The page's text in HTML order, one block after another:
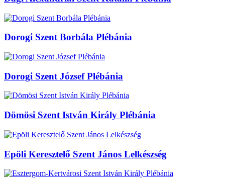
Dorogi Szent Borbála Plébánia
Dorogi Szent József Plébánia
Dömösi Szent István Király Plébánia
Epöli Keresztelő Szent János Lelkészség